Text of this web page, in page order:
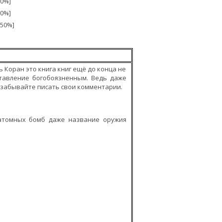
это книга книг ещё до конца не
богобоязненным. Ведь даже
писать свои комментарии.
бомб даже название оружия